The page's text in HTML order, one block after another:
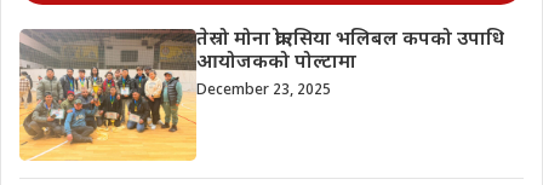
तेस्रो मोना क्रोएसिया भलिबल कपको उपाधि
आयोजकको पोल्टामा
December 23, 2025